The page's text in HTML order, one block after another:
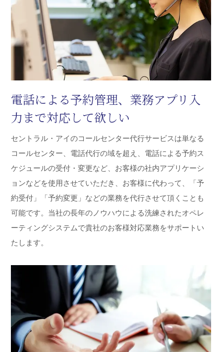
電話による予約管理、業務アプリ入
力まで対応して欲しい
セントラル・アイのコールセンター代行サービスは単なる
コールセンター、電話代行の域を超え、電話による予約ス
ケジュールの受付・変更など、お客様の社内アプリケーシ
ョンなどを使用させていただき、お客様に代わって、「予
約受付」「予約変更」などの業務を代行させて頂くことも
可能です。当社の長年のノウハウによる洗練されたオペレ
ーティングシステムで貴社のお客様対応業務をサポートい
たします。